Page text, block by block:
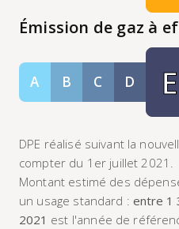
Émission de gaz à
AClasse A
BClasse B
CClasse C
DClasse D
E
DPE réalisé suivant la
compter du 1er juillet 2021.
Montant estimé des
un usage standard : entre 1
2021 est l'année de